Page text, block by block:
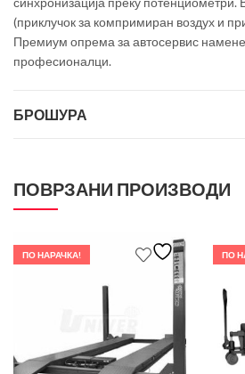
(приклучок за компримиран воздух и
Премиум опрема за автосервис
професионалци.
БРОШУРА
ПОВРЗАНИ ПРОИЗВОДИ
ПО НАРАЧКА! ПО